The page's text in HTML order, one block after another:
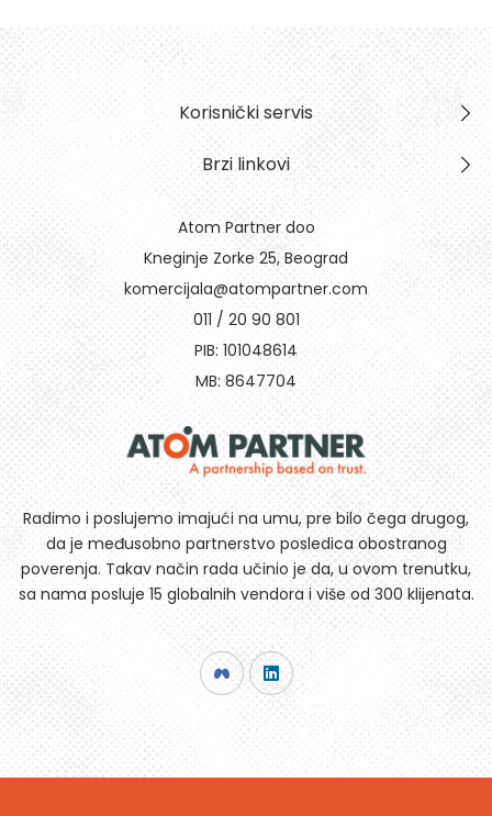
Korisnički servis
Brzi linkovi
Atom Partner doo
Kneginje Zorke 25, Beograd
komercijala@atompartner.com
011 / 20 90 801
PIB: 101048614
MB: 8647704
Radimo i poslujemo imajući na umu, pre bilo čega drugog,
da je međusobno partnerstvo posledica obostranog
poverenja. Takav način rada učinio je da, u ovom trenutku,
sa nama posluje 15 globalnih vendora i više od 300 klijenata.